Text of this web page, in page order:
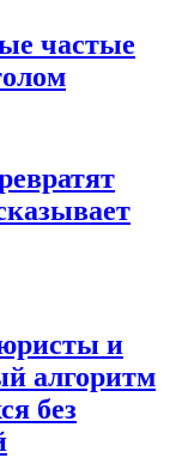
частые
и
алгоритм
без